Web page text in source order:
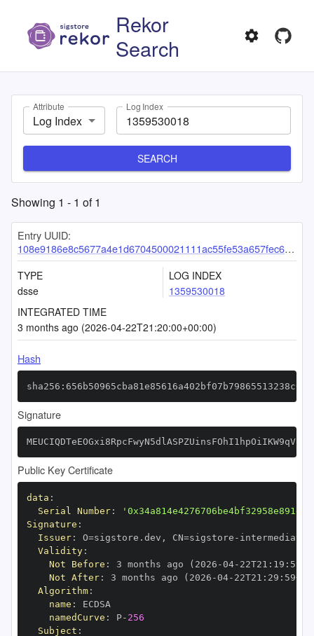
Rekor
Search
Attribute
Log Index
Log Index
SEARCH
Showing 1 - 1 of1
Entry UUID:
108e9186e8c5677a4e1d6704500021111ac55fe53a657fec6934f76ce57a5233264a7890c612dabf
TYPE
dsse
LOG INDEX
1359530018
INTEGRATED TIME
3 months ago (2026-04-22T21:20:00+00:00)
Hash
Signature
Public Key Certificate
data :
Serial Number:
Signature :
Issuer: O=sigstore.dev , CN=sigstore -
Validity:
Not Before : 3 months ago (2026 -04- 22T21 : 19 :
Not After: 3 months ago (2026 -04- 22T21 : 29 : 59+00
Algorithm:
name :
namedCurve : P- 256
Subject :